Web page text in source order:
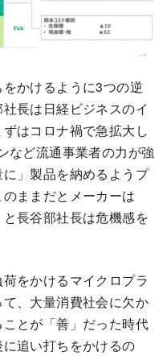
かけるように3つの逆
長は日経ビジネスのイ
はコロナ禍で急拡大し
など流通事業者の力が強
」製品を納めるようプ
ままだとメーカーは
と長谷部社長は危機感を
をかけるマイクロプラ
、大量消費社会に欠か
とが「善」だった時代
追い打ちをかけるの